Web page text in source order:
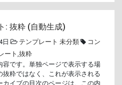
: 抜粋 (自動生成)
日 テンプレート 未分類
コン
ート,抜粋
容です。単独ページで表示する場
抜粋ではなく、これが表示される
カイブの目次のページは、この内